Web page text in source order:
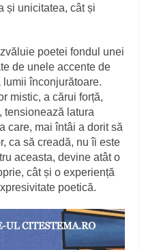
și unicitatea, cât și
poetei fondul unei
de unele accente de
înconjurătoare.
mistic, a cărui forță,
tensionează latura
care, mai întâi a dorit să
ca să creadă, nu îi este
aceasta, devine atât o
cât și o experiență
poetică.